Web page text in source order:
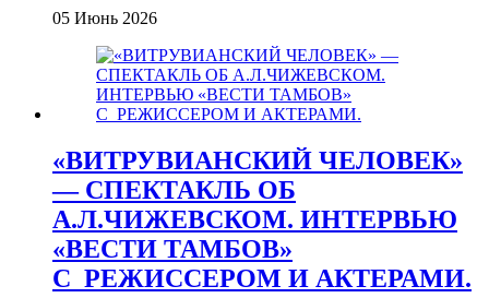
05 Июнь 2026
«ВИТРУВИАНСКИЙ ЧЕЛОВЕК»
— СПЕКТАКЛЬ ОБ
А.Л.ЧИЖЕВСКОМ. ИНТЕРВЬЮ
«ВЕСТИ ТАМБОВ»
С_РЕЖИССЕРОМ И АКТЕРАМИ.